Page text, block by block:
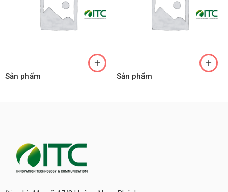
Sản phẩm Sản phẩm